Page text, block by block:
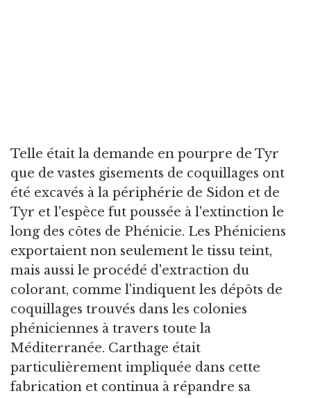
Telle était la demande en pourpre de Tyr
que de vastes gisements de coquillages ont
été excavés à la périphérie de Sidon et de
Tyr et l'espèce fut poussée à l'extinction le
long des côtes de Phénicie. Les Phéniciens
exportaient non seulement le tissu teint,
mais aussi le procédé d'extraction du
colorant, comme l'indiquent les dépôts de
coquillages trouvés dans les colonies
phéniciennes à travers toute la
Méditerranée. Carthage était
particulièrement impliquée dans cette
fabrication et continua à répandre sa